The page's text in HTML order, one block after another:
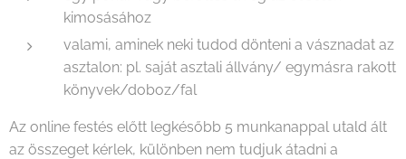
kimosásához
valami, aminek neki tudod dönteni a vásznadat az
asztalon: pl. saját asztali állvány/ egymásra rakott
könyvek/doboz/fal
Az online festés előtt legkésőbb 5 munkanappal utald ált
az összeget kérlek, különben nem tudjuk átadni a